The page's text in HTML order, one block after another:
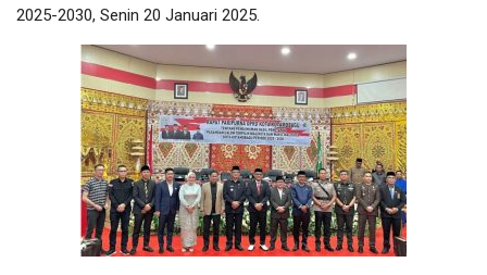
2025-2030, Senin 20 Januari 2025.